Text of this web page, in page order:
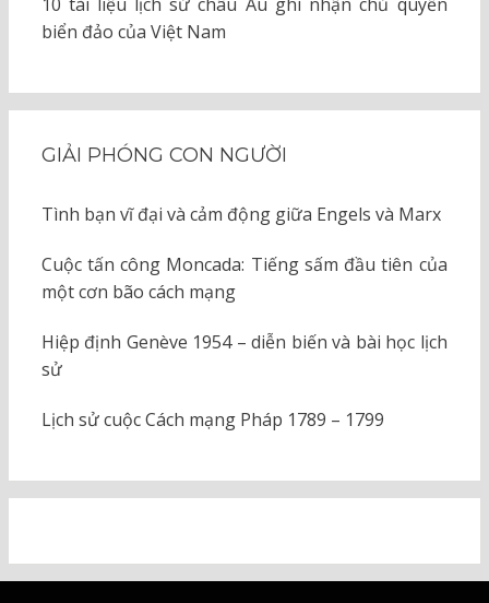
biển đảo của Việt Nam
GIẢI PHÓNG CON NGƯỜI
Tình bạn vĩ đại và cảm động giữa Engels và Marx
Cuộc tấn công Moncada: Tiếng sấm đầu tiên của
một cơn bão cách mạng
Hiệp định Genève 1954 – diễn biến và bài học lịch
sử
Lịch sử cuộc Cách mạng Pháp 1789 – 1799